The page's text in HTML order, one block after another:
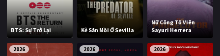
BTS: Sự Trở Lại Kẻ Săn Mồi Ở Sevilla
Nữ Công Tố Viên
Sayuri Herrera
2026 2026 2026